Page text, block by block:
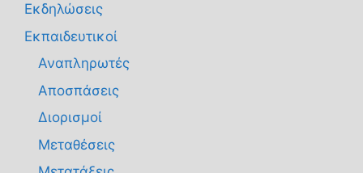
Εκδηλώσεις
Εκπαιδευτικοί
Αναπληρωτές
Αποσπάσεις
Διορισμοί
Μεταθέσεις